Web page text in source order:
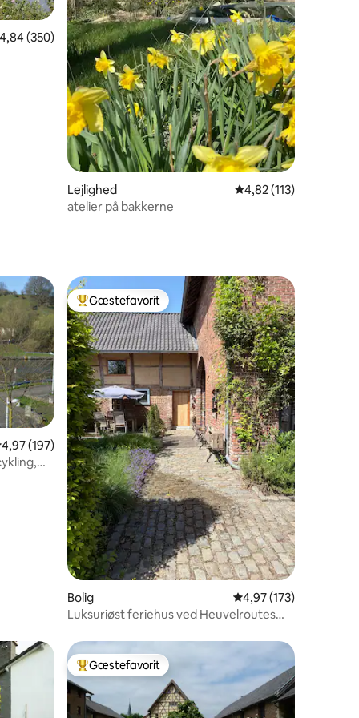
ud af 5 i gennemsnitlig bedømmelse, 350 omtaler
4,84 (350)
Lejlighed 4,82 ud af 5 i
4,82 (113)
atelier på bakkerne
omtaler
ud af 5 i gennemsnitlig bedømmelse, 197 omtaler
4,97 (197)
Bedste gæstefavorit
Gæstefavorit
Bolig 4,97 ud af 5 i
4,97 (173)
Luksuriøst feriehus ved Heuvelroutes
Bedste gæstefavorit
Gæstefavorit